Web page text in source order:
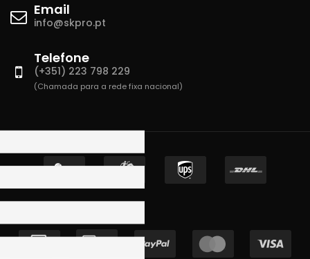
Email
info@skpro.pt
Telefone
(+351) 223 798 229
(Chamada para a rede fixa nacional)